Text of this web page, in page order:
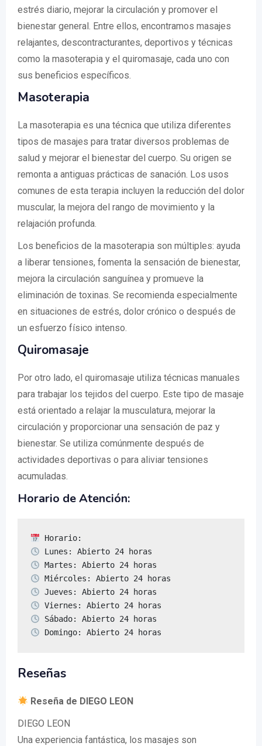
estrés diario, mejorar la circulación y promover el
bienestar general. Entre ellos, encontramos masajes
relajantes, descontracturantes, deportivos y técnicas
como la masoterapia y el quiromasaje, cada uno con
sus beneficios específicos.
Masoterapia
La masoterapia es una técnica que utiliza diferentes
tipos de masajes para tratar diversos problemas de
salud y mejorar el bienestar del cuerpo. Su origen se
remonta a antiguas prácticas de sanación. Los usos
comunes de esta terapia incluyen la reducción del dolor
muscular, la mejora del rango de movimiento y la
relajación profunda.
Los beneficios de la masoterapia son múltiples: ayuda
a liberar tensiones, fomenta la sensación de bienestar,
mejora la circulación sanguínea y promueve la
eliminación de toxinas. Se recomienda especialmente
en situaciones de estrés, dolor crónico o después de
un esfuerzo físico intenso.
Quiromasaje
Por otro lado, el quiromasaje utiliza técnicas manuales
para trabajar los tejidos del cuerpo. Este tipo de masaje
está orientado a relajar la musculatura, mejorar la
circulación y proporcionar una sensación de paz y
bienestar. Se utiliza comúnmente después de
actividades deportivas o para aliviar tensiones
acumuladas.
Horario de Atención:
Domingo: Abierto 24 horas
Reseñas
Reseña de DIEGO LEON
DIEGO LEON
Una experiencia fantástica, los masajes son